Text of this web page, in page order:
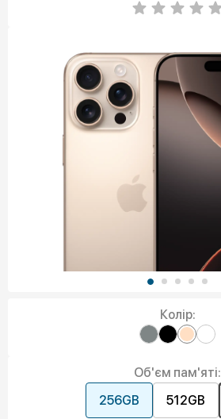
Колір:
Об'єм пам'яті:
256GB
512GB